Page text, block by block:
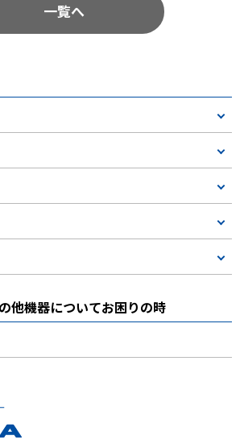
一覧へ
他機器についてお困りの時